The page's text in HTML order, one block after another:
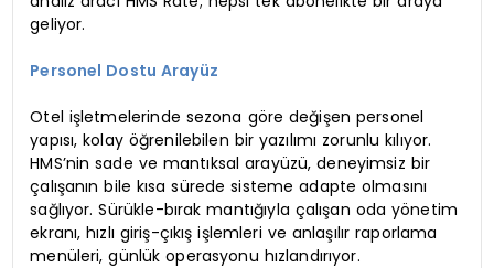
geliyor.
Personel Dostu Arayüz
Otel işletmelerinde sezona göre değişen personel
yapısı, kolay öğrenilebilen bir yazılımı zorunlu kılıyor.
HMS’nin sade ve mantıksal arayüzü, deneyimsiz bir
çalışanın bile kısa sürede sisteme adapte olmasını
sağlıyor. Sürükle-bırak mantığıyla çalışan oda yönetim
ekranı, hızlı giriş-çıkış işlemleri ve anlaşılır raporlama
menüleri, günlük operasyonu hızlandırıyor.